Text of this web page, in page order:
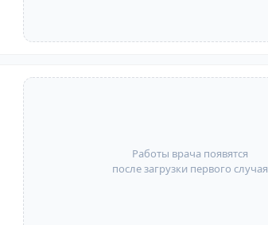
Работы врача появятся
после загрузки первого случая